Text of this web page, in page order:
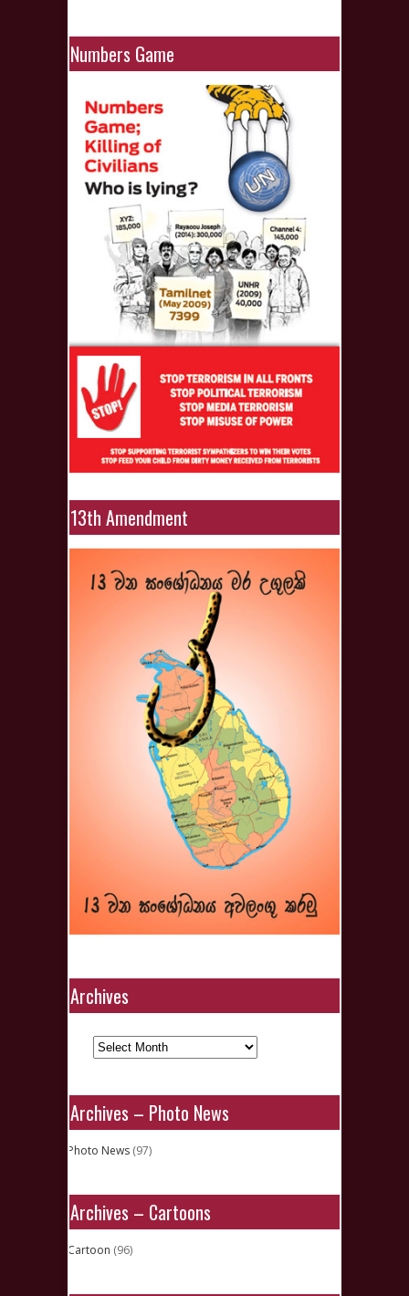
Numbers Game
13th Amendment
Archives
Archives
Archives – Photo News
Photo News (97)
Archives – Cartoons
Cartoon (96)